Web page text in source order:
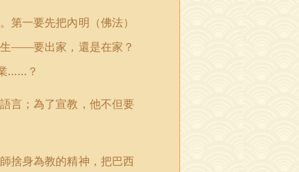
第一要先把內明（佛法）
生——要出家，還是在家？
……？
言；為了宣教，他不但要
捨身為教的精神，把巴西